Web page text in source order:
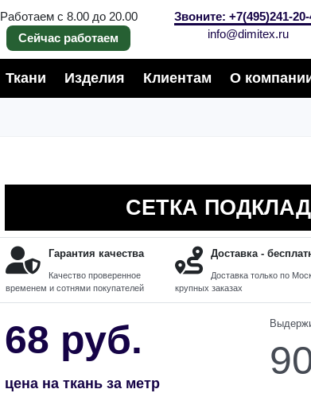
Работаем с 8.00 до 20.00
Сейчас работаем
Звоните: +7(495)241-20-
info@dimitex.ru
Ткани Изделия Клиентам О
СЕТКА
Гарантия качества
Качество проверенное
временем и сотнями покупателей
Доставка -
Доставка только по
крупных заказах
68 руб.
цена на ткань за метр